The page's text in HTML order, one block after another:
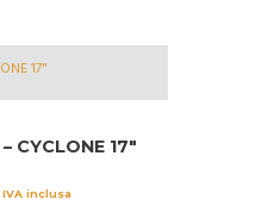
CYCLONE 17″
IVA inclusa